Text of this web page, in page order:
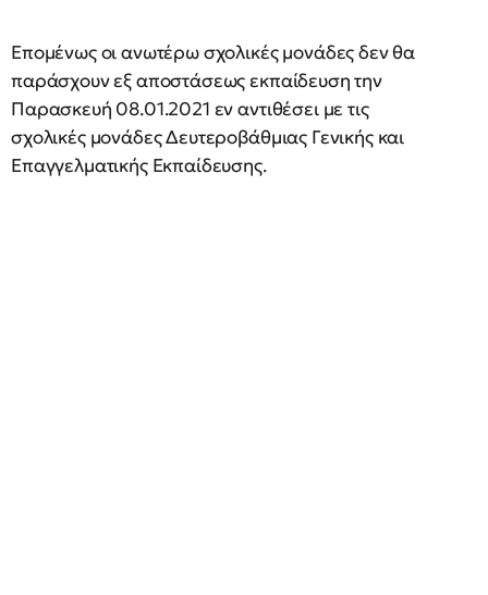
Επομένως οι ανωτέρω σχολικές μονάδες δεν θα
παράσχουν εξ αποστάσεως εκπαίδευση την
Παρασκευή 08.01.2021 εν αντιθέσει με τις
σχολικές μονάδες Δευτεροβάθμιας Γενικής και
Επαγγελματικής Εκπαίδευσης.